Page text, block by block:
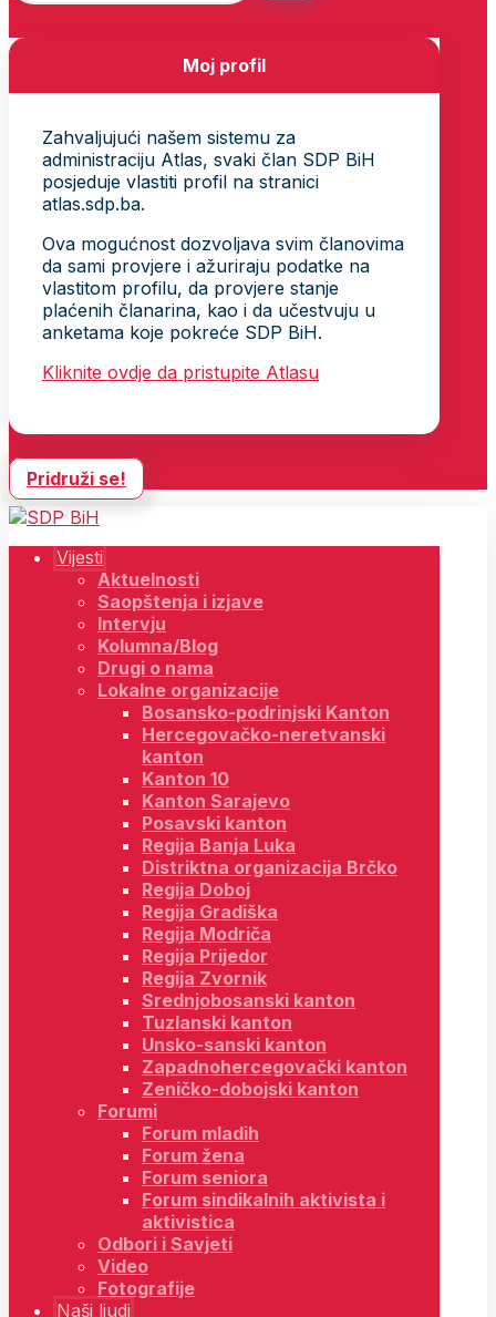
Moj profil
Zahvaljujući našem sistemu za
administraciju Atlas, svaki član SDP BiH
posjeduje vlastiti profil na stranici
atlas.sdp.ba.
Ova mogućnost dozvoljava svim članovima
da sami provjere i ažuriraju podatke na
vlastitom profilu, da provjere stanje
plaćenih članarina, kao i da učestvuju u
anketama koje pokreće SDP BiH.
Kliknite ovdje da pristupite Atlasu
Pridruži se!
Vijesti
Aktuelnosti
Saopštenja i izjave
Intervju
Kolumna/Blog
Drugi o nama
Lokalne organizacije
Bosansko-podrinjski Kanton
Hercegovačko-neretvanski
kanton
Kanton 10
Kanton Sarajevo
Posavski kanton
Regija Banja Luka
Distriktna organizacija Brčko
Regija Doboj
Regija Gradiška
Regija Modriča
Regija Prijedor
Regija Zvornik
Srednjobosanski kanton
Tuzlanski kanton
Unsko-sanski kanton
Zapadnohercegovački kanton
Zeničko-dobojski kanton
Forumi
Forum mladih
Forum žena
Forum seniora
Forum sindikalnih aktivista i
aktivistica
Odbori i Savjeti
Video
Fotografije
Naši ljudi